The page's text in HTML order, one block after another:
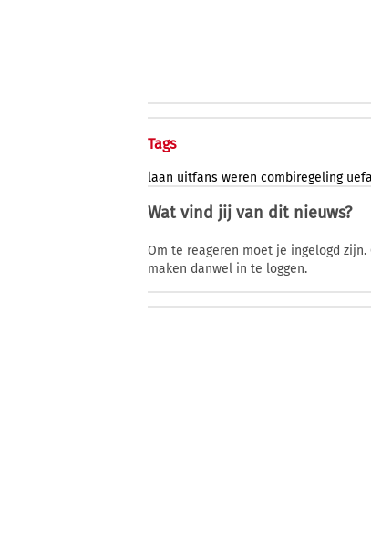
Tags
laan uitfans weren combiregeling uefa
Wat vind jij van dit nieuws?
Om te reageren moet je ingelogd
maken danwel in te loggen.